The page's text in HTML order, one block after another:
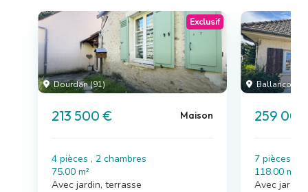
Dourdan (91)
Exclusif
213 500 € Maison
4 pièces , 2 chambres
75.00 m²
Avec jardin, terrasse
Ballancourt-
259
7 pièces , 4
118.00 m²
Avec jardin